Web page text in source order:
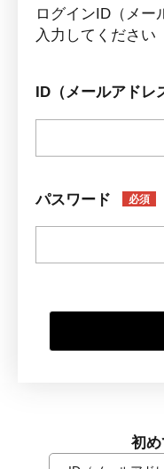
ログインID（メー
入力してください
ID（メールアドレ
パスワード 必須
初